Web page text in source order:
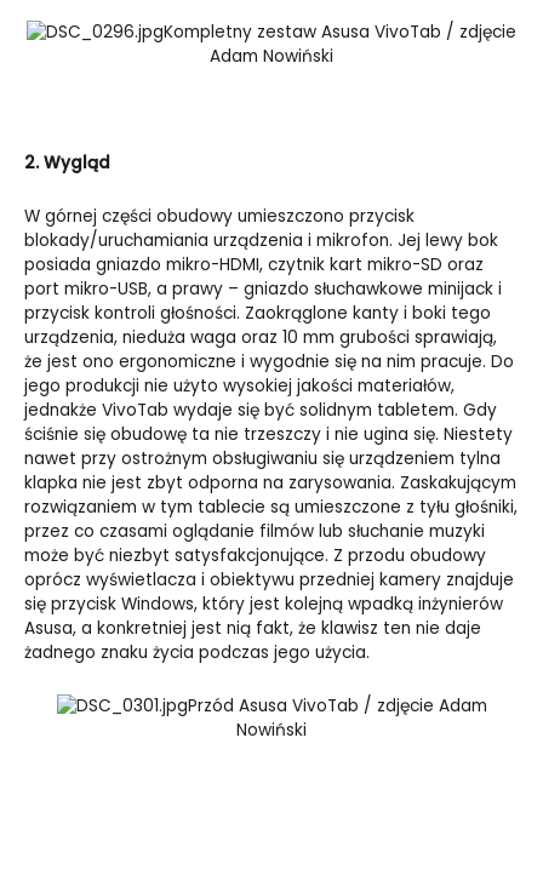
Kompletny zestaw Asusa VivoTab / zdjęcie
Adam Nowiński
2. Wygląd
W górnej części obudowy umieszczono przycisk
blokady/uruchamiania urządzenia i mikrofon. Jej lewy bok
posiada gniazdo mikro-HDMI, czytnik kart mikro-SD oraz
port mikro-USB, a prawy – gniazdo słuchawkowe minijack i
przycisk kontroli głośności. Zaokrąglone kanty i boki tego
urządzenia, nieduża waga oraz 10 mm grubości sprawiają,
że jest ono ergonomiczne i wygodnie się na nim pracuje. Do
jego produkcji nie użyto wysokiej jakości materiałów,
jednakże VivoTab wydaje się być solidnym tabletem. Gdy
ściśnie się obudowę ta nie trzeszczy i nie ugina się. Niestety
nawet przy ostrożnym obsługiwaniu się urządzeniem tylna
klapka nie jest zbyt odporna na zarysowania. Zaskakującym
rozwiązaniem w tym tablecie są umieszczone z tyłu głośniki,
przez co czasami oglądanie filmów lub słuchanie muzyki
może być niezbyt satysfakcjonujące. Z przodu obudowy
oprócz wyświetlacza i obiektywu przedniej kamery znajduje
się przycisk Windows, który jest kolejną wpadką inżynierów
Asusa, a konkretniej jest nią fakt, że klawisz ten nie daje
żadnego znaku życia podczas jego użycia.
Przód Asusa VivoTab / zdjęcie Adam
Nowiński